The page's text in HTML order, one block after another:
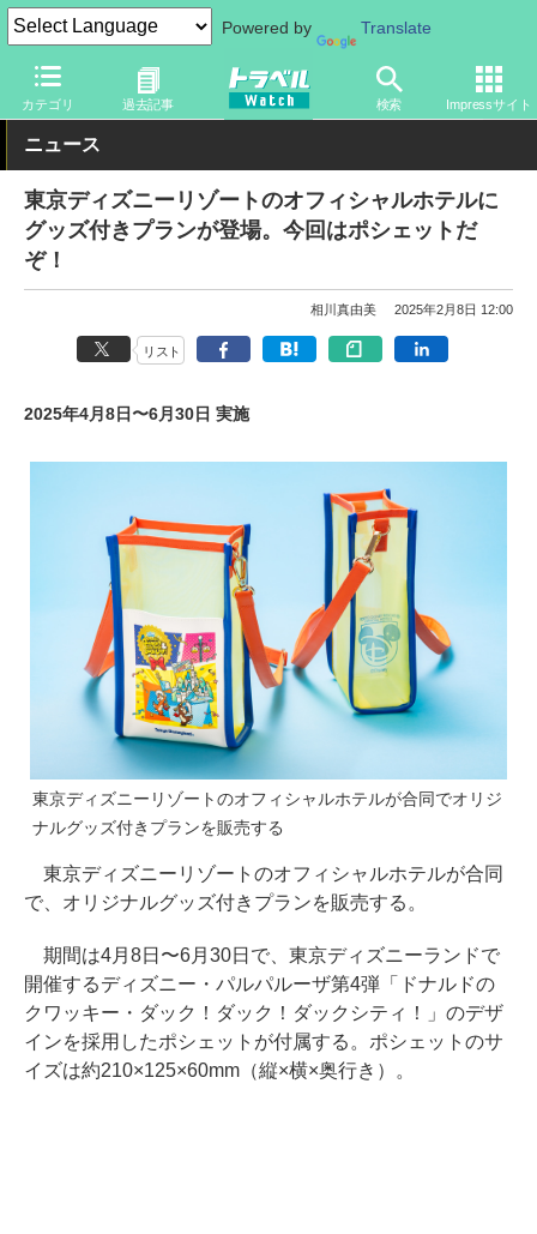
Powered by Translate
カテゴリ 過去記事 検索 Impressサイト
トラベル Watch 旅の情報 観光地 ディズニーリゾート
ニュース
東京ディズニーリゾートのオフィシャルホテルに
グッズ付きプランが登場。今回はポシェットだ
ぞ！
相川真由美 2025年2月8日 12:00
リスト
2025年4月8日〜6月30日 実施
東京ディズニーリゾートのオフィシャルホテルが合同でオリジ
ナルグッズ付きプランを販売する
東京ディズニーリゾートのオフィシャルホテルが合同
で、オリジナルグッズ付きプランを販売する。
期間は4月8日〜6月30日で、東京ディズニーランドで
開催するディズニー・パルパルーザ第4弾「ドナルドの
クワッキー・ダック！ダック！ダックシティ！」のデザ
インを採用したポシェットが付属する。ポシェットのサ
イズは約210×125×60mm（縦×横×奥行き）。